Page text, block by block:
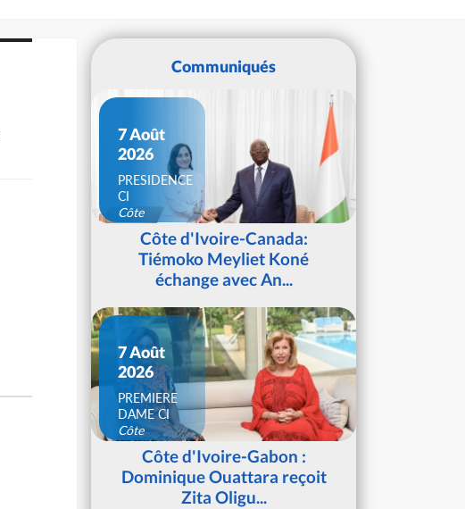
Communiqués
7 Août
2026
PRESIDENCE
CI
Côte
d'IvoireCôte d'Ivoire-Canada:
Tiémoko Meyliet Koné
échange avec An...
7 Août
2026
PREMIERE
DAME CI
Côte
d'IvoireCôte d'Ivoire-Gabon :
Dominique Ouattara reçoit
Zita Oligu...